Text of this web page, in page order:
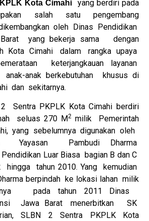
Kota Cimahi yang berdiri pada
salah satu pengembang
oleh Dinas Pendidikan
yang bekerja sama dengan
Kota Cimahi dalam rangka upaya
keterjangkauan layanan
anak berkebutuhan khusus di
dan sekitarnya.
Sentra PKPLK Kota Cimahi berdiri
seluas 270 M2 milik Pemerintah
yang sebelumnya digunakan oleh
Pambudi Dharma
Luar Biasa bagian B dan C
tahun 2010. Yang kemudian
berpindah ke lokasi lahan milik
pada tahun 2011 Dinas
Jawa Barat menerbitkan SK
SLBN 2 Sentra PKPLK Kota